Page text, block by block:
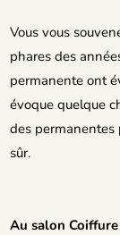
Vous vous
phares des
permanente ont
évoque quelque
des permanentes
sûr.
Au salon